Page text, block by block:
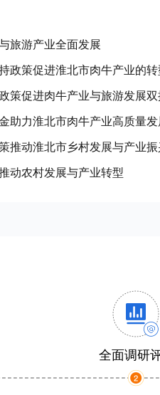
旅游产业全面发展
政策促进淮北市肉牛产业的
策促进肉牛产业与旅游发展
助力淮北市肉牛产业高质量
推动淮北市乡村发展与产业
动农村发展与产业转型
全面调研